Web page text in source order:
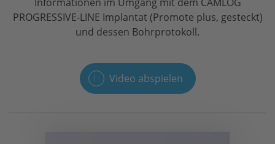
PROGRESSIVE-LINE Implantat (Promote plus, gesteckt)
und dessen Bohrprotokoll.
Video abspielen